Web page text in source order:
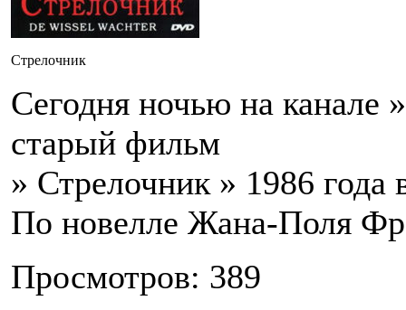
Стрелочник
Сегодня ночью на канале
старый фильм
» Стрелочник » 1986 года
По новелле Жана-Поля
Просмотров: 389